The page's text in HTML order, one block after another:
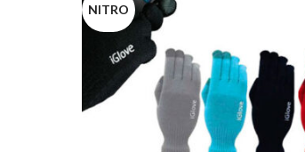
NITRO